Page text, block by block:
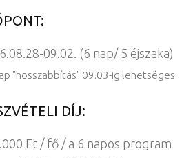
09.02. (6 nap/ 5 éjszaka)
"hosszabbítás" 09.03-ig lehetséges
DÍJ:
Ft / fő / a 6 napos program